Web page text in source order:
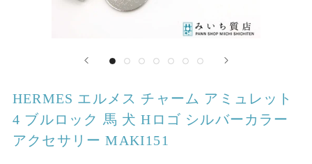
HERMES エルメス チャーム アミュレット
4 ブルロック 馬 犬 Hロゴ シルバーカラー
アクセサリー MAKI151